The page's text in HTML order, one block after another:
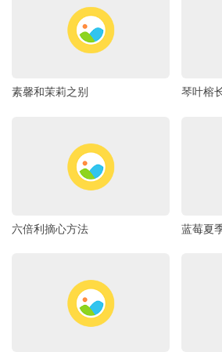
素馨和茉莉之别 琴叶榕
六倍利摘心方法 蓝莓夏